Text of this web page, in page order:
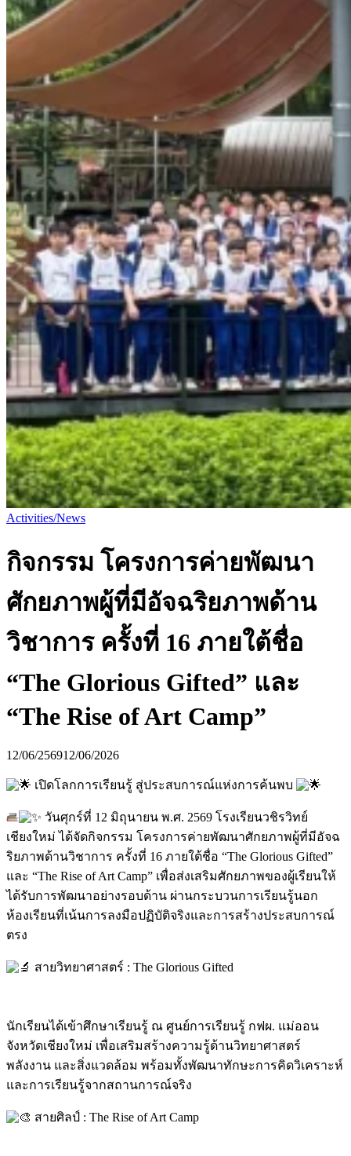
Activities/News
กิจกรรม โครงการค่ายพัฒนา
ศักยภาพผู้ที่มีอัจฉริยภาพด้าน
วิชาการ ครั้งที่ 16 ภายใต้ชื่อ
“The Glorious Gifted” และ
“The Rise of Art Camp”
12/06/256912/06/2026
เปิดโลกการเรียนรู้ สู่ประสบการณ์แห่งการค้นพบ
วันศุกร์ที่ 12 มิถุนายน พ.ศ. 2569 โรงเรียนวชิรวิทย์
เชียงใหม่ ได้จัดกิจกรรม โครงการค่ายพัฒนาศักยภาพผู้ที่มีอัจฉ
ริยภาพด้านวิชาการ ครั้งที่ 16 ภายใต้ชื่อ “The Glorious Gifted”
และ “The Rise of Art Camp” เพื่อส่งเสริมศักยภาพของผู้เรียนให้
ได้รับการพัฒนาอย่างรอบด้าน ผ่านกระบวนการเรียนรู้นอก
ห้องเรียนที่เน้นการลงมือปฏิบัติจริงและการสร้างประสบการณ์
ตรง
สายวิทยาศาสตร์ : The Glorious Gifted
นักเรียนได้เข้าศึกษาเรียนรู้ ณ ศูนย์การเรียนรู้ กฟผ. แม่ออน
จังหวัดเชียงใหม่ เพื่อเสริมสร้างความรู้ด้านวิทยาศาสตร์
พลังงาน และสิ่งแวดล้อม พร้อมทั้งพัฒนาทักษะการคิดวิเคราะห์
และการเรียนรู้จากสถานการณ์จริง
สายศิลป์ : The Rise of Art Camp